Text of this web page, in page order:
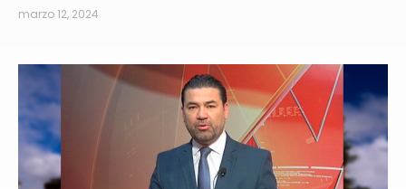
marzo 12, 2024